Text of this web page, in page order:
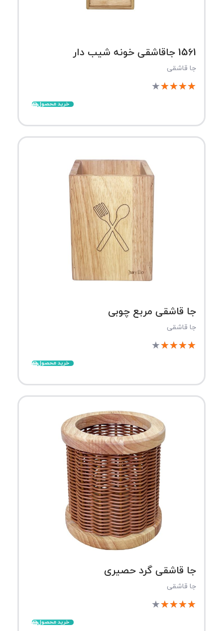
1561 جاقاشقی خونه شیب دار
جا قاشقی
★
★
★
★
★
خرید محصول
جا قاشقی مربع چوبی
جا قاشقی
★
★
★
★
★
خرید محصول
جا قاشقی گرد حصیری
جا قاشقی
★
★
★
★
★
خرید محصول